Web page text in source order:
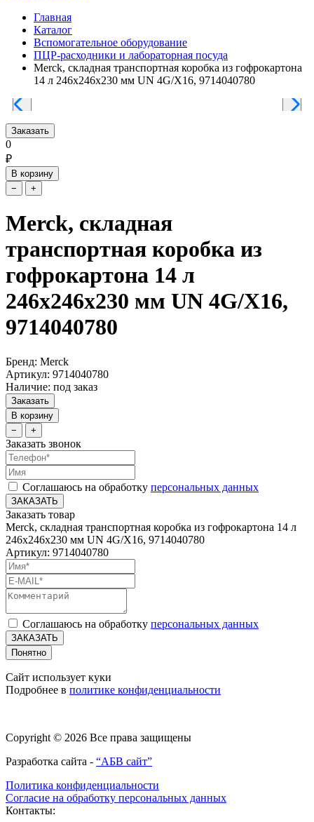
Главная
Каталог
Вспомогательное оборудование
ПЦР-расходники и лабораторная посуда
Merck, складная транспортная коробка из гофрокартона
14 л 246x246x230 мм UN 4G/X16, 9714040780
Заказать
0
₽
В корзину
−
+
Merck, складная
транспортная коробка из
гофрокартона 14 л
246x246x230 мм UN 4G/X16,
9714040780
Бренд: Merck
Артикул: 9714040780
Наличие: под заказ
Заказать
В корзину
−
+
Заказать звонок
Соглашаюсь на обработку персональных данных
ЗАКАЗАТЬ
Заказать товар
Merck, складная транспортная коробка из гофрокартона 14 л
246x246x230 мм UN 4G/X16, 9714040780
Артикул: 9714040780
Соглашаюсь на обработку персональных данных
ЗАКАЗАТЬ
Понятно
Сайт использует куки
Подробнее в политике конфиденциальности
Copyright © 2026 Все права защищены
Разработка сайта - “АБВ сайт”
Политика конфиденциальности
Согласие на обработку персональных данных
Контакты: